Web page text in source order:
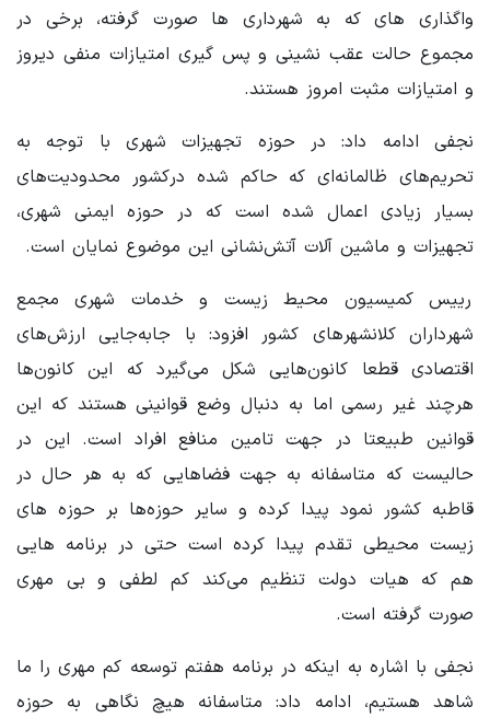
واگذاری ‌های که به شهرداری ها صورت گرفته، برخی در
مجموع حالت عقب ‌نشینی و پس گیری امتیازات منفی دیروز
و امتیازات مثبت امروز هستند.
نجفی ادامه داد: در حوزه تجهیزات شهری با توجه به
تحریم‌های ظالمانه‌ای که حاکم شده درکشور محدودیت‌های
بسیار زیادی اعمال شده است که در حوزه‌ ایمنی شهری،
تجهیزات و ماشین آلات آتش‌نشانی این موضوع نمایان است.
رییس کمیسیون محیط زیست و خدمات شهری مجمع
شهرداران کلانشهرهای کشور افزود: با جابه‌جایی ارزش‌های
اقتصادی قطعا کانون‌هایی شکل می‌گیرد که این کانون‌ها
هرچند غیر رسمی اما به دنبال وضع قوانینی هستند که این
قوانین طبیعتا در جهت تامین منافع افراد است. این در
حالیست که متاسفانه به جهت فضاهایی که به هر حال در
قاطبه کشور نمود پیدا کرده و سایر حوزه‌ها بر حوزه ‌های
زیست محیطی تقدم پیدا کرده است حتی در برنامه‌ هایی
هم که هیات دولت تنظیم می‌کند کم لطفی و بی مهری
صورت گرفته است.
نجفی با اشاره به اینکه در برنامه‌ هفتم توسعه کم‌ مهری را ما
شاهد هستیم، ادامه داد: متاسفانه هیچ نگاهی به حوزه‌